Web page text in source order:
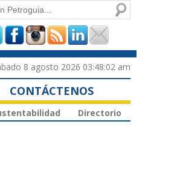
de
8 agosto 2026 03:48:02 am
CONTÁCTENOS
Directorio